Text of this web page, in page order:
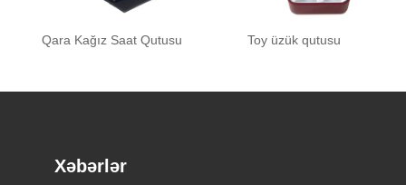
Qara Kağız Saat Qutusu Toy üzük qutusu
Xəbərlər